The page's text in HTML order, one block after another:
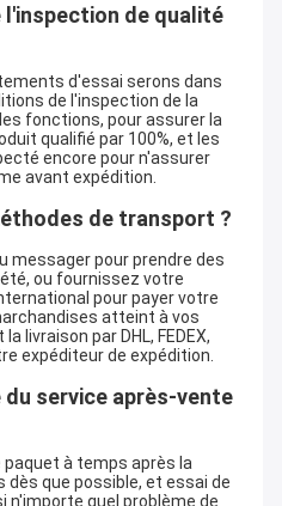
l'inspection de qualité
d'essai serons dans
de l'inspection de la
fonctions, pour assurer la
qualifié par 100%, et les
encore pour n'assurer
avant expédition.
de transport ?
messager pour prendre des
ou fournissez votre
pour payer votre
atteint à vos
livraison par DHL, FEDEX,
expéditeur de expédition.
du service après-vente
à temps après la
que possible, et essai de
n'importe quel problème de